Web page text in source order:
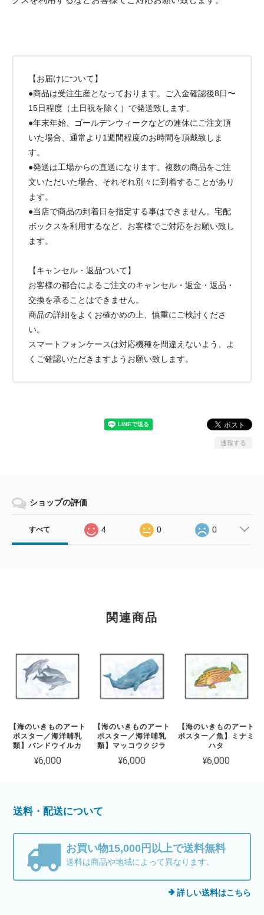
【お届けについて】
●商品は受注生産となっております。ご入金確認後8日〜
15日程度（土日祝を除く）で発送致します。
●年末年始、ゴールデンウィークなどの連休にご注文頂
いた場合、通常より1週間程度のお時間を頂戴致しま
す。
●発送は工場からの直送になります。複数の商品をご注
文いただいた場合、それぞれ別々に到着することがあり
ます。
●当店で商品の到着日を指定する事はできません。宅配
ボックスを利用するなど、お客様でご対応をお願い致し
ます。
【キャンセル・返品ついて】
お客様の都合によるご注文のキャンセル・返金・返品・
交換を承ることはできません。
商品の詳細をよくお確かめの上、慎重にご検討くださ
い。
スマートフォンケースは対応機種を間違えないよう、よ
くご確認いただきますようお願い致します。
通報する
ショップの評価
すべて 4 0 0
関連商品
【海のいきものアート
ポスター／海洋哺乳
類】バンドウイルカ
¥6,000
【海のいきものアート
ポスター／海洋哺乳
類】マッコウクジラ
¥6,000
【海のいきものアート
ポスター／魚】ミナミ
ハタ
¥6,000
送料・配送について
お買い物15,000円以上で送料無料
送料は商品や地域によって異なります。
詳しい送料はこちら